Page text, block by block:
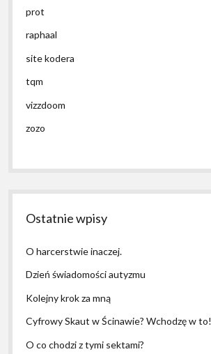
prot
raphaal
site kodera
tqm
vizzdoom
zozo
Ostatnie wpisy
O harcerstwie inaczej.
Dzień świadomości autyzmu
Kolejny krok za mną
Cyfrowy Skaut w Ścinawie? Wchodzę w to!
O co chodzi z tymi sektami?